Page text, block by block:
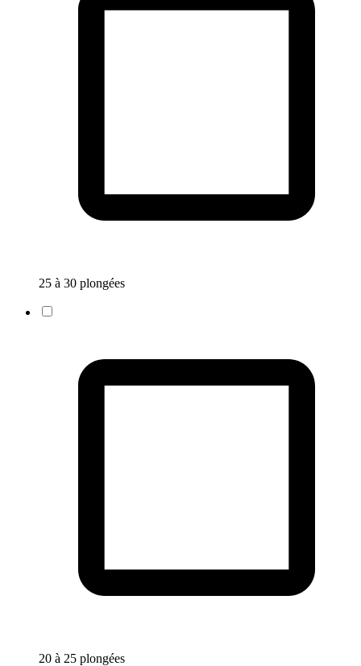
25 à 30 plongées
20 à 25 plongées